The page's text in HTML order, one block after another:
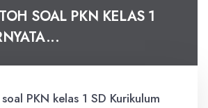
SOAL PKN KELAS 1
PKN kelas 1 SD Kurikulum